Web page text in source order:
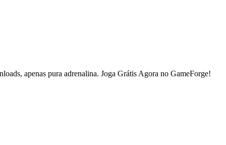
apenas pura adrenalina. Joga Grátis Agora no GameForge!